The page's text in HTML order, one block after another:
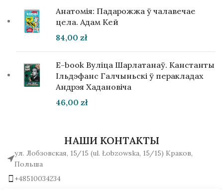
Анатомія: Падарожжа ў чалавечае
цела. Адам Кей
84,00 zł
E-book Вуліца Шарлатанаў. Канстанты
Ільдэфанс Галчыньскі ў перакладах
Андрэя Хадановіча
46,00 zł
НАШИ КОНТАКТЫ
ул. Лобзовская, 15/15 (ul. Łobzowska, 15/15) Краков,
Польша
+48510034234